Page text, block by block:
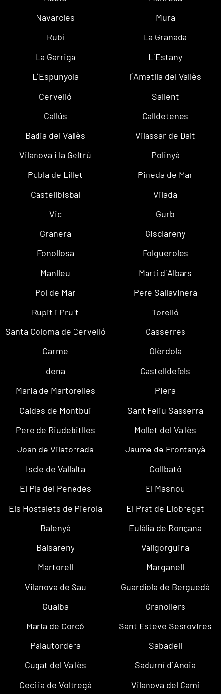
Navarcles
Mura
Rubí
La Granada
La Garriga
L´Estany
L´Espunyola
l´Ametlla del Vallès
Cervelló
Sallent
Callús
Calldetenes
Badia del Vallès
Vilassar de Dalt
Vilanova i la Geltrú
Polinyà
Pobla de Lillet
Pineda de Mar
Castellbisbal
Vilada
Vic
Gurb
Granera
Gisclareny
Fonollosa
Folgueroles
Manlleu
Martí d´Albars
Pol de Mar
Pere Sallavinera
Rupit i Pruit
Torelló
Santa Coloma de Cervelló
Casserres
Carme
Olèrdola
dena
Castelldefels
Maria de Martorelles
Piera
Caldes de Montbui
Sant Feliu Sasserra
Pere de Riudebitlles
Mollet del Vallès
Joan de Vilatorrada
Jaume de Frontanyà
Iscle de Vallalta
Collbató
El Pla del Penedès
El Masnou
Els Hostalets de Pierola
El Prat de Llobregat
Balenyà
Eulàlia de Ronçana
Balsareny
Vallgorguina
Martorell
Marganell
Vilanova de Sau
Guardiola de Berguedà
Gualba
Granollers
Maria de Corcó
Sant Esteve Sesrovires
Palautordera
Sabadell
Cugat del Vallès
Sadurní d´Anoia
Cecília de Voltregà
Vilanova del Camí